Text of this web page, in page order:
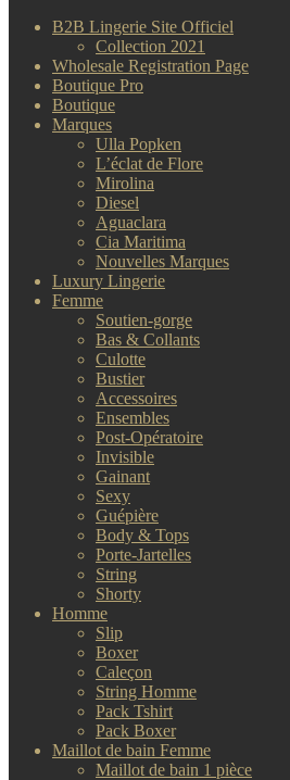
B2B Lingerie Site Officiel
Collection 2021
Wholesale Registration Page
Boutique Pro
Boutique
Marques
Ulla Popken
L’éclat de Flore
Mirolina
Diesel
Aguaclara
Cia Maritima
Nouvelles Marques
Luxury Lingerie
Femme
Soutien-gorge
Bas & Collants
Culotte
Bustier
Accessoires
Ensembles
Post-Opératoire
Invisible
Gainant
Sexy
Guépière
Body & Tops
Porte-Jartelles
String
Shorty
Homme
Slip
Boxer
Caleçon
String Homme
Pack Tshirt
Pack Boxer
Maillot de bain Femme
Maillot de bain 1 pièce